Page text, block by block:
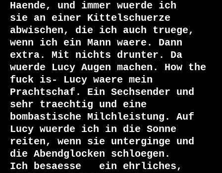
Haende, und immer wuerde ich
sie an einer Kittelschuerze
abwischen, die ich auch truege,
wenn ich ein Mann waere. Dann
extra. Mit nichts drunter. Da
wuerde Lucy Augen machen. How the
fuck is- Lucy waere mein
Prachtschaf. Ein Sechsender und
sehr traechtig und eine
bombastische Milchleistung. Auf
Lucy wuerde ich in die Sonne
reiten, wenn sie unterginge und
die Abendglocken schloegen.
Ich besaesse   ein ehrliches,